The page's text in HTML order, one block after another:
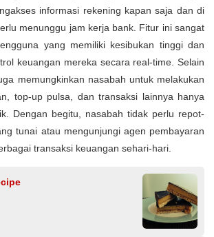
informasi rekening kapan saja dan di
menunggu jam kerja bank. Fitur ini sangat
yang memiliki kesibukan tinggi dan
keuangan mereka secara real-time. Selain
memungkinkan nasabah untuk melakukan
top-up pulsa, dan transaksi lainnya hanya
Dengan begitu, nasabah tidak perlu repot-
tunai atau mengunjungi agen pembayaran
transaksi keuangan sehari-hari.